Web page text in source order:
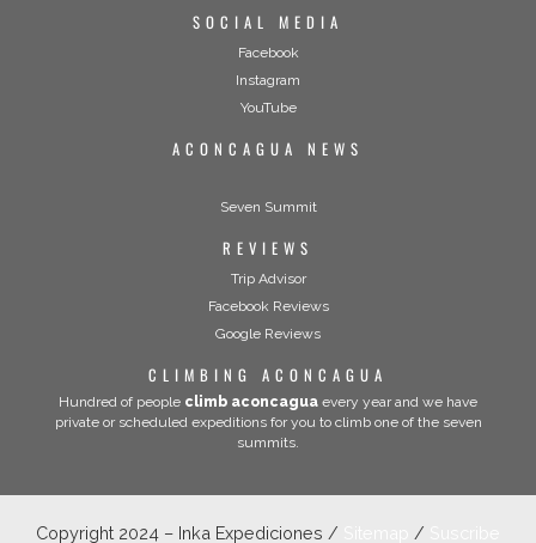
SOCIAL MEDIA
Facebook
Instagram
YouTube
ACONCAGUA NEWS
Seven Summit
REVIEWS
Trip Advisor
Facebook Reviews
Google Reviews
CLIMBING ACONCAGUA
Hundred of people climb aconcagua every year and we have
private or scheduled expeditions for you to climb one of the seven
summits.
Copyright 2024 – Inka Expediciones / /